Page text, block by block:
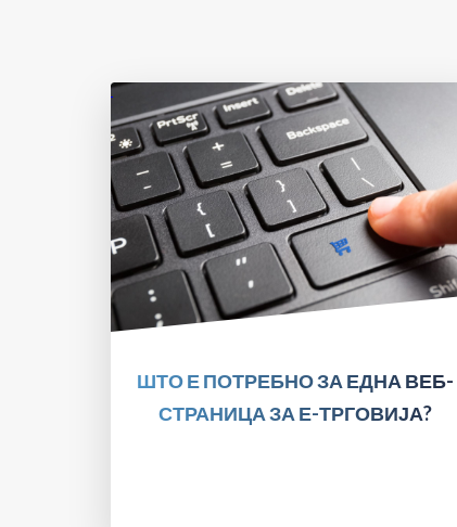
ШТО Е ПОТРЕБНО ЗА ЕДНА ВЕБ-
СТРАНИЦА ЗА Е-ТРГОВИЈА?
ПРОЧИТАЈТЕ!